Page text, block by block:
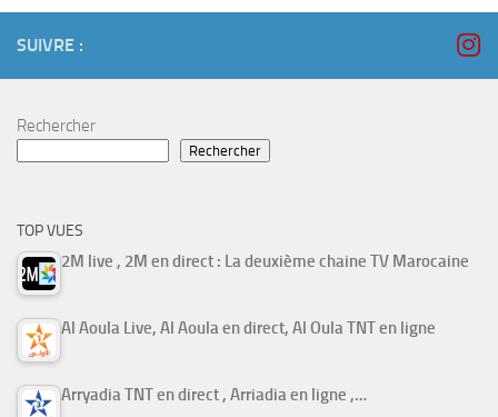
SUIVRE :
Rechercher
Rechercher
TOP VUES
2M live , 2M en direct : La deuxième chaine TV Marocaine
Al Aoula Live, Al Aoula en direct, Al Oula TNT en ligne
Arryadia TNT en direct , Arriadia en ligne ,…